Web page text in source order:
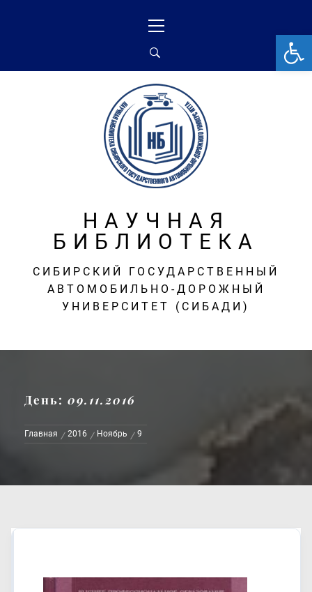
меню
НАУЧНАЯ
БИБЛИОТЕКА
СИБИРСКИЙ ГОСУДАРСТВЕННЫЙ
АВТОМОБИЛЬНО-ДОРОЖНЫЙ
УНИВЕРСИТЕТ (СИБАДИ)
День: 09.11.2016
Главная 2016 Ноябрь 9